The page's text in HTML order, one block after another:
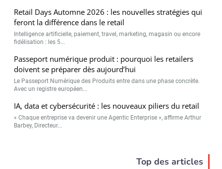
Retail Days Automne 2026 : les nouvelles stratégies qui
feront la différence dans le retail
Intelligence artificielle, paiement, travel, marketing, magasin ou encore
fidélisation : les 5...
Passeport numérique produit : pourquoi les retailers
doivent se préparer dès aujourd’hui
Le Passeport Numérique des Produits entre dans une phase concrète.
Avec un registre européen...
IA, data et cybersécurité : les nouveaux piliers du retail
« Chaque entreprise va devenir une Agentic Enterprise », affirme Arthur
Barbey, Directeur...
Top des articles